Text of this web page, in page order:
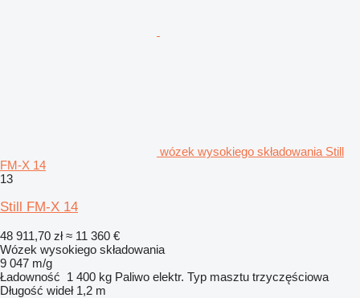
wózek wysokiego składowania Still
FM-X 14
13
Still FM-X 14
48 911,70 zł ≈ 11 360 €
Wózek wysokiego składowania
9 047 m/g
Ładowność 1 400 kg Paliwo elektr. Typ masztu trzyczęściowa
Długość wideł 1,2 m